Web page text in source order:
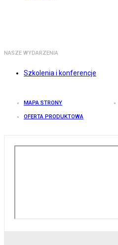
NASZE WYDARZENIA
Szkolenia i konferencje
MAPA STRONY
OFERTA PRODUKTOWA